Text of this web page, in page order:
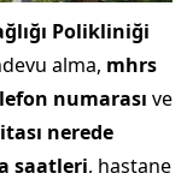
Polikliniği
alma, mhrs
numarası ve
nerede
saatleri, hastane